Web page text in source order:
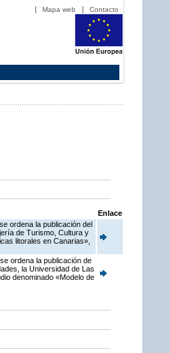
Mapa web Contacto
Enlace
ordena la publicación del
de Turismo, Cultura y
litorales en Canarias»,
ordena la publicación de
la Universidad de Las
denominado «Modelo de